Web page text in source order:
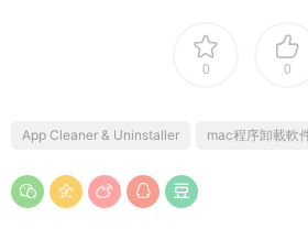
0 0
App Cleaner & Uninstaller mac程序卸載軟